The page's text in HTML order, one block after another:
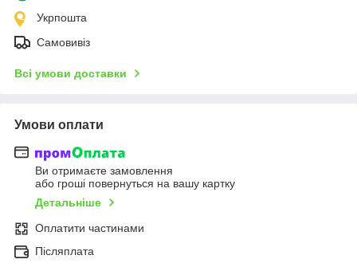
Укрпошта
Самовивіз
Всі умови доставки
Умови оплати
Ви отримаєте замовлення
або гроші повернуться на вашу картку
Детальніше
Оплатити частинами
Післяплата